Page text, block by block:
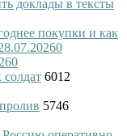
доклады в тексты
покупки и как
0
0
6012
5746